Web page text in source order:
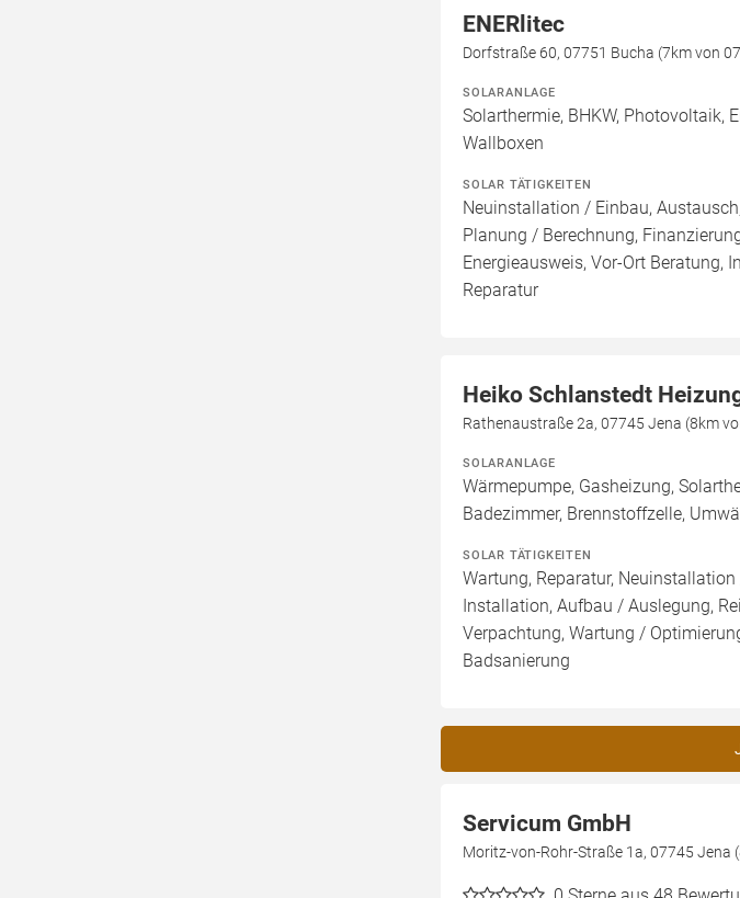
ENERlitec
Dorfstraße 60, 07751 Bucha (7km von
SOLARANLAGE
Solarthermie, BHKW, Photovoltaik,
Wallboxen
SOLAR TÄTIGKEITEN
Neuinstallation / Einbau,
Planung / Berechnung,
Energieausweis, Vor-Ort Beratung,
Reparatur
Heiko Schlanstedt
Rathenaustraße 2a, 07745 Jena (8km
SOLARANLAGE
Wärmepumpe, Gasheizung,
Badezimmer, Brennstoffzelle,
SOLAR TÄTIGKEITEN
Wartung, Reparatur,
Installation, Aufbau / Auslegung,
Verpachtung, Wartung /
Badsanierung
Servicum GmbH
Moritz-von-Rohr-Straße 1a, 07745 Jena